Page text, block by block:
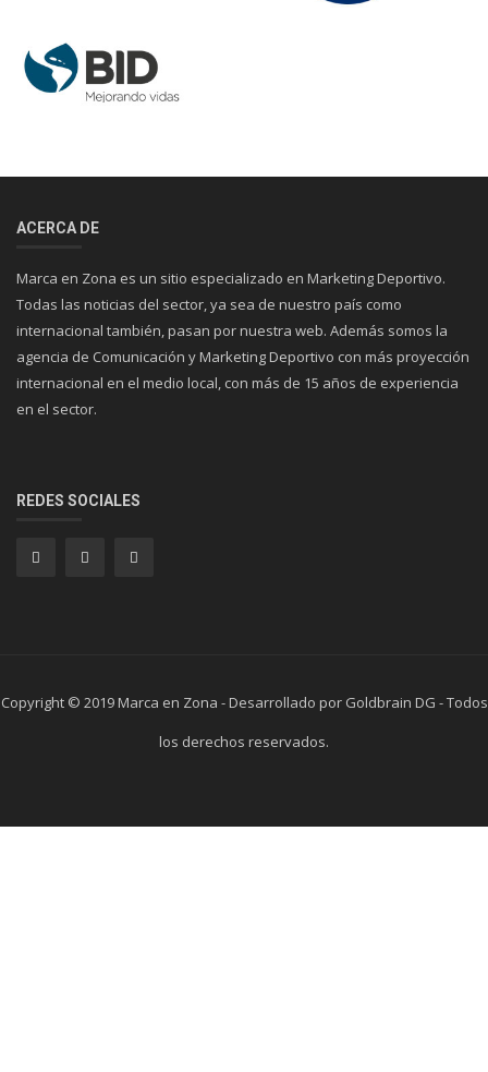
ACERCA DE
Marca en Zona es un sitio especializado en Marketing Deportivo.
Todas las noticias del sector, ya sea de nuestro país como
internacional también, pasan por nuestra web. Además somos la
agencia de Comunicación y Marketing Deportivo con más proyección
internacional en el medio local, con más de 15 años de experiencia
en el sector.
REDES SOCIALES
Copyright © 2019 Marca en Zona - Desarrollado por Goldbrain DG - Todos
los derechos reservados.